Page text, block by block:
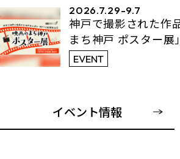
2026.7.29-9.7
神戸で撮影された作
まち神戸 ポスター展」
EVENT
イベント情報